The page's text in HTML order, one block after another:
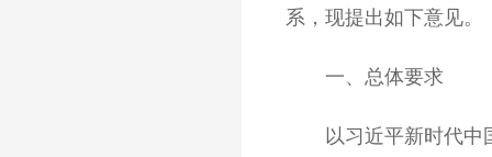
系，现提出如下意见。
一、总体要求
以习近平新时代中国